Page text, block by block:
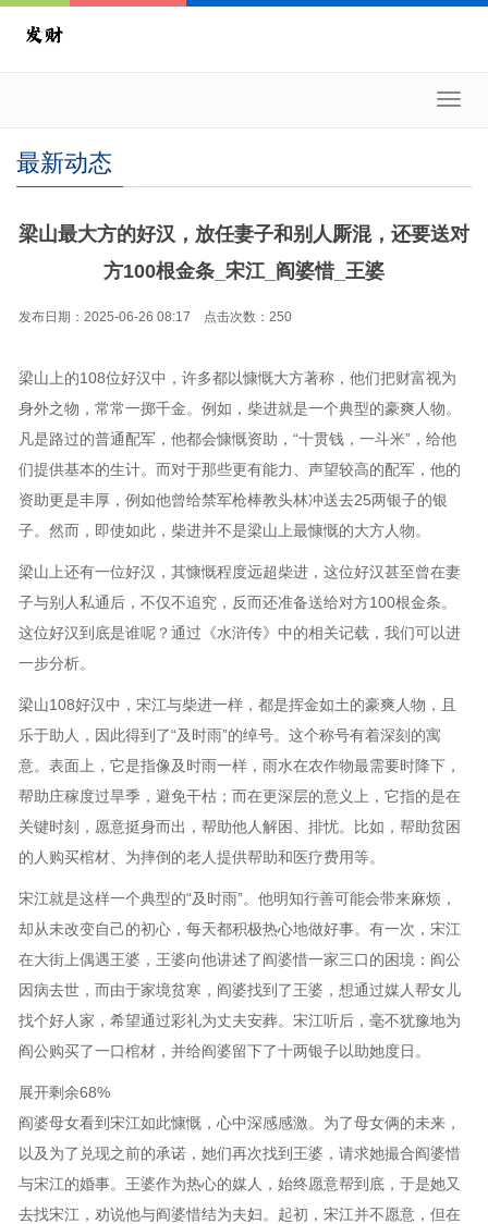
最新动态
梁山最大方的好汉，放任妻子和别人厮混，还要送对
方100根金条_宋江_阎婆惜_王婆
发布日期：2025-06-26 08:17 点击次数：250
梁山上的108位好汉中，许多都以慷慨大方著称，他们把财富视为
身外之物，常常一掷千金。例如，柴进就是一个典型的豪爽人物。
凡是路过的普通配军，他都会慷慨资助，“十贯钱，一斗米”，给他
们提供基本的生计。而对于那些更有能力、声望较高的配军，他的
资助更是丰厚，例如他曾给禁军枪棒教头林冲送去25两银子的银
子。然而，即使如此，柴进并不是梁山上最慷慨的大方人物。
梁山上还有一位好汉，其慷慨程度远超柴进，这位好汉甚至曾在妻
子与别人私通后，不仅不追究，反而还准备送给对方100根金条。
这位好汉到底是谁呢？通过《水浒传》中的相关记载，我们可以进
一步分析。
梁山108好汉中，宋江与柴进一样，都是挥金如土的豪爽人物，且
乐于助人，因此得到了“及时雨”的绰号。这个称号有着深刻的寓
意。表面上，它是指像及时雨一样，雨水在农作物最需要时降下，
帮助庄稼度过旱季，避免干枯；而在更深层的意义上，它指的是在
关键时刻，愿意挺身而出，帮助他人解困、排忧。比如，帮助贫困
的人购买棺材、为摔倒的老人提供帮助和医疗费用等。
宋江就是这样一个典型的“及时雨”。他明知行善可能会带来麻烦，
却从未改变自己的初心，每天都积极热心地做好事。有一次，宋江
在大街上偶遇王婆，王婆向他讲述了阎婆惜一家三口的困境：阎公
因病去世，而由于家境贫寒，阎婆找到了王婆，想通过媒人帮女儿
找个好人家，希望通过彩礼为丈夫安葬。宋江听后，毫不犹豫地为
阎公购买了一口棺材，并给阎婆留下了十两银子以助她度日。
展开剩余68%
阎婆母女看到宋江如此慷慨，心中深感感激。为了母女俩的未来，
以及为了兑现之前的承诺，她们再次找到王婆，请求她撮合阎婆惜
与宋江的婚事。王婆作为热心的媒人，始终愿意帮到底，于是她又
去找宋江，劝说他与阎婆惜结为夫妇。起初，宋江并不愿意，但在